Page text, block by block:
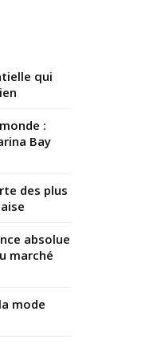
qui
:
Bay
des plus
absolue
marché
mode